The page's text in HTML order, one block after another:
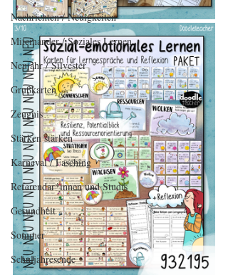
Nachrichten / Neuigkeiten
Miteinander / Soziales Lernen
Neujahr / Silvester
Grußkarten
Zeugnis
Stärken stärken
Karneval / Fasching
Referendar*innen und Studis
Gesundheit
Sommer
Schuljahresende